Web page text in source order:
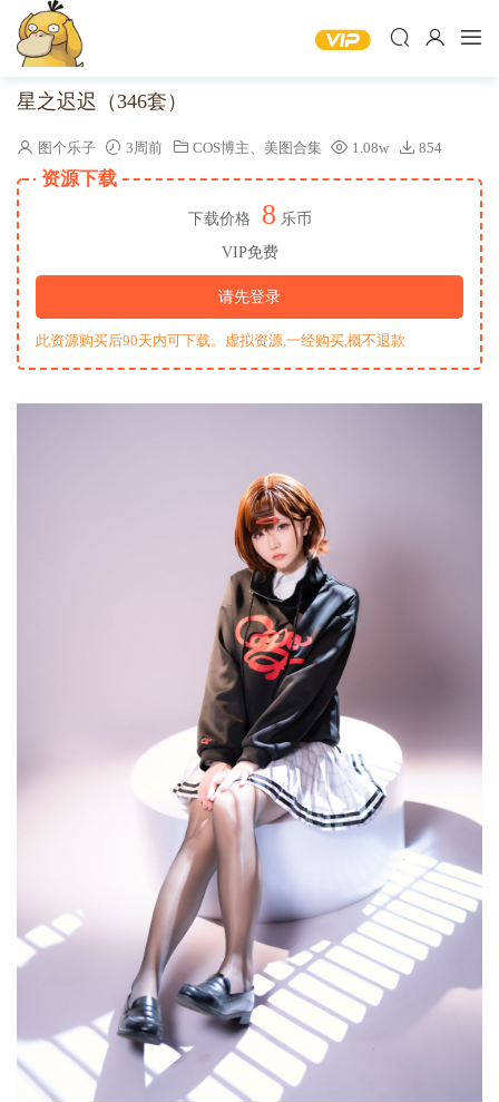
星之迟迟（346套）
图个乐子 3周前 COS博主、 美图合集 1.08w 854
资源下载
下载价格 8 乐币
VIP免费
请先登录
此资源购买后90天内可下载。虚拟资源,一经购买,概不退款